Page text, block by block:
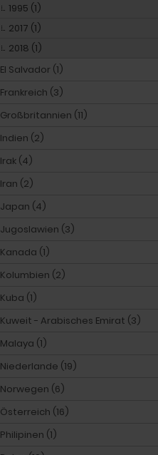
1995 (1)
2017 (1)
2018 (1)
El Salvador (1)
Frankreich (3)
Großbritannien (11)
Indien (2)
Irak (4)
Iran (2)
Japan (4)
Jugoslawien (3)
Kanada (1)
Kolumbien (2)
Kuba (1)
Kuweit - Arabisches Emirat (3)
Malaya (1)
Niederlande (19)
Norwegen (6)
Österreich (16)
Philipinen (1)